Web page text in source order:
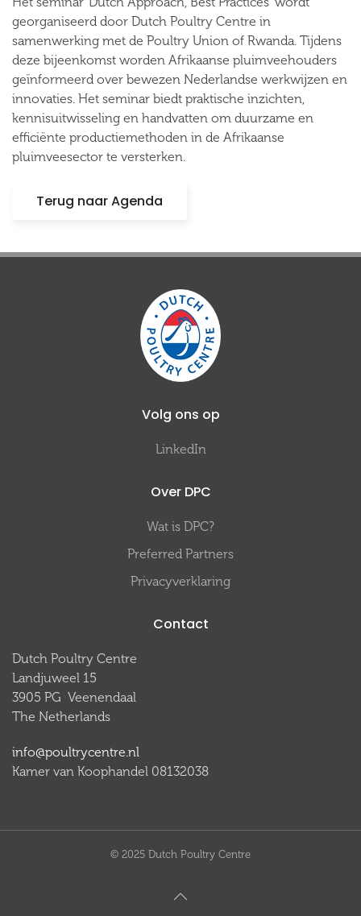
georganiseerd door Dutch Poultry Centre in
samenwerking met de Poultry Union of Rwanda. Tijdens
deze bijeenkomst worden Afrikaanse pluimveehouders
geïnformeerd over bewezen Nederlandse werkwijzen en
innovaties. Het seminar biedt praktische inzichten,
kennisuitwisseling en handvatten om duurzame en
efficiënte productiemethoden in de Afrikaanse
pluimveesector te versterken.
Terug naar Agenda
Volg ons op
LinkedIn
Over DPC
Wat is DPC?
Preferred Partners
Privacyverklaring
Contact
Dutch Poultry Centre
Landjuweel 15
3905 PG Veenendaal
The Netherlands
info@poultrycentre.nl
Kamer van Koophandel 08132038
© 2025 Dutch Poultry Centre